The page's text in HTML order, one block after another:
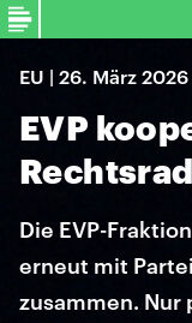
EU | 26. März 2026
EVP
Die EVP-
erneut mit
zusammen. Nur